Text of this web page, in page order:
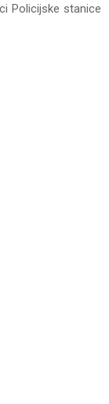
Policijske stanice